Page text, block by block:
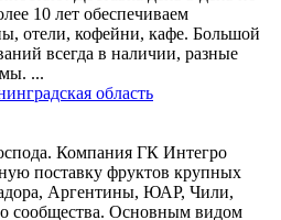
10 лет обеспечиваем
отели, кофейни, кафе. Большой
всегда в наличии, разные
...
область
Компания ГК Интегро
поставку фруктов крупных
Аргентины, ЮАР, Чили,
сообщества. Основным видом